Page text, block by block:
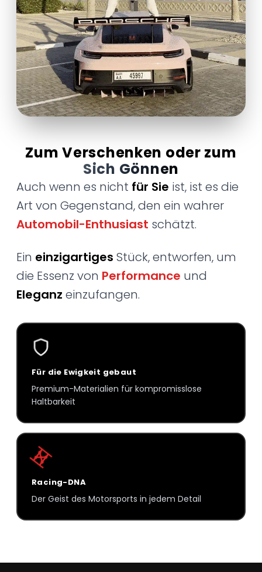
Zum Verschenken oder zum
Sich Gönnen
Auch wenn es nicht für Sie ist, ist es die
Art von Gegenstand, den ein wahrer
Automobil-Enthusiast schätzt.
Ein einzigartiges Stück, entworfen, um
die Essenz von Performance und
Eleganz einzufangen.
Für die Ewigkeit gebaut
Premium-Materialien für kompromisslose
Haltbarkeit
Racing-DNA
Der Geist des Motorsports in jedem Detail